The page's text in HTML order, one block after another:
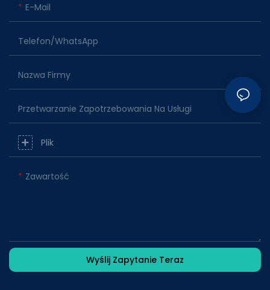
E-Mail
Telefon/WhatsApp
Nazwa Firmy
Przetwarzanie Zapotrzebowania Na Usługi
Plik
Zawartość
Wyślij Zapytanie Teraz